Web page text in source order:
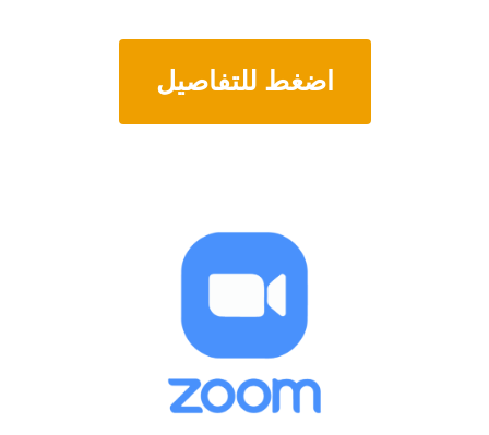
اضغط للتفاصيل